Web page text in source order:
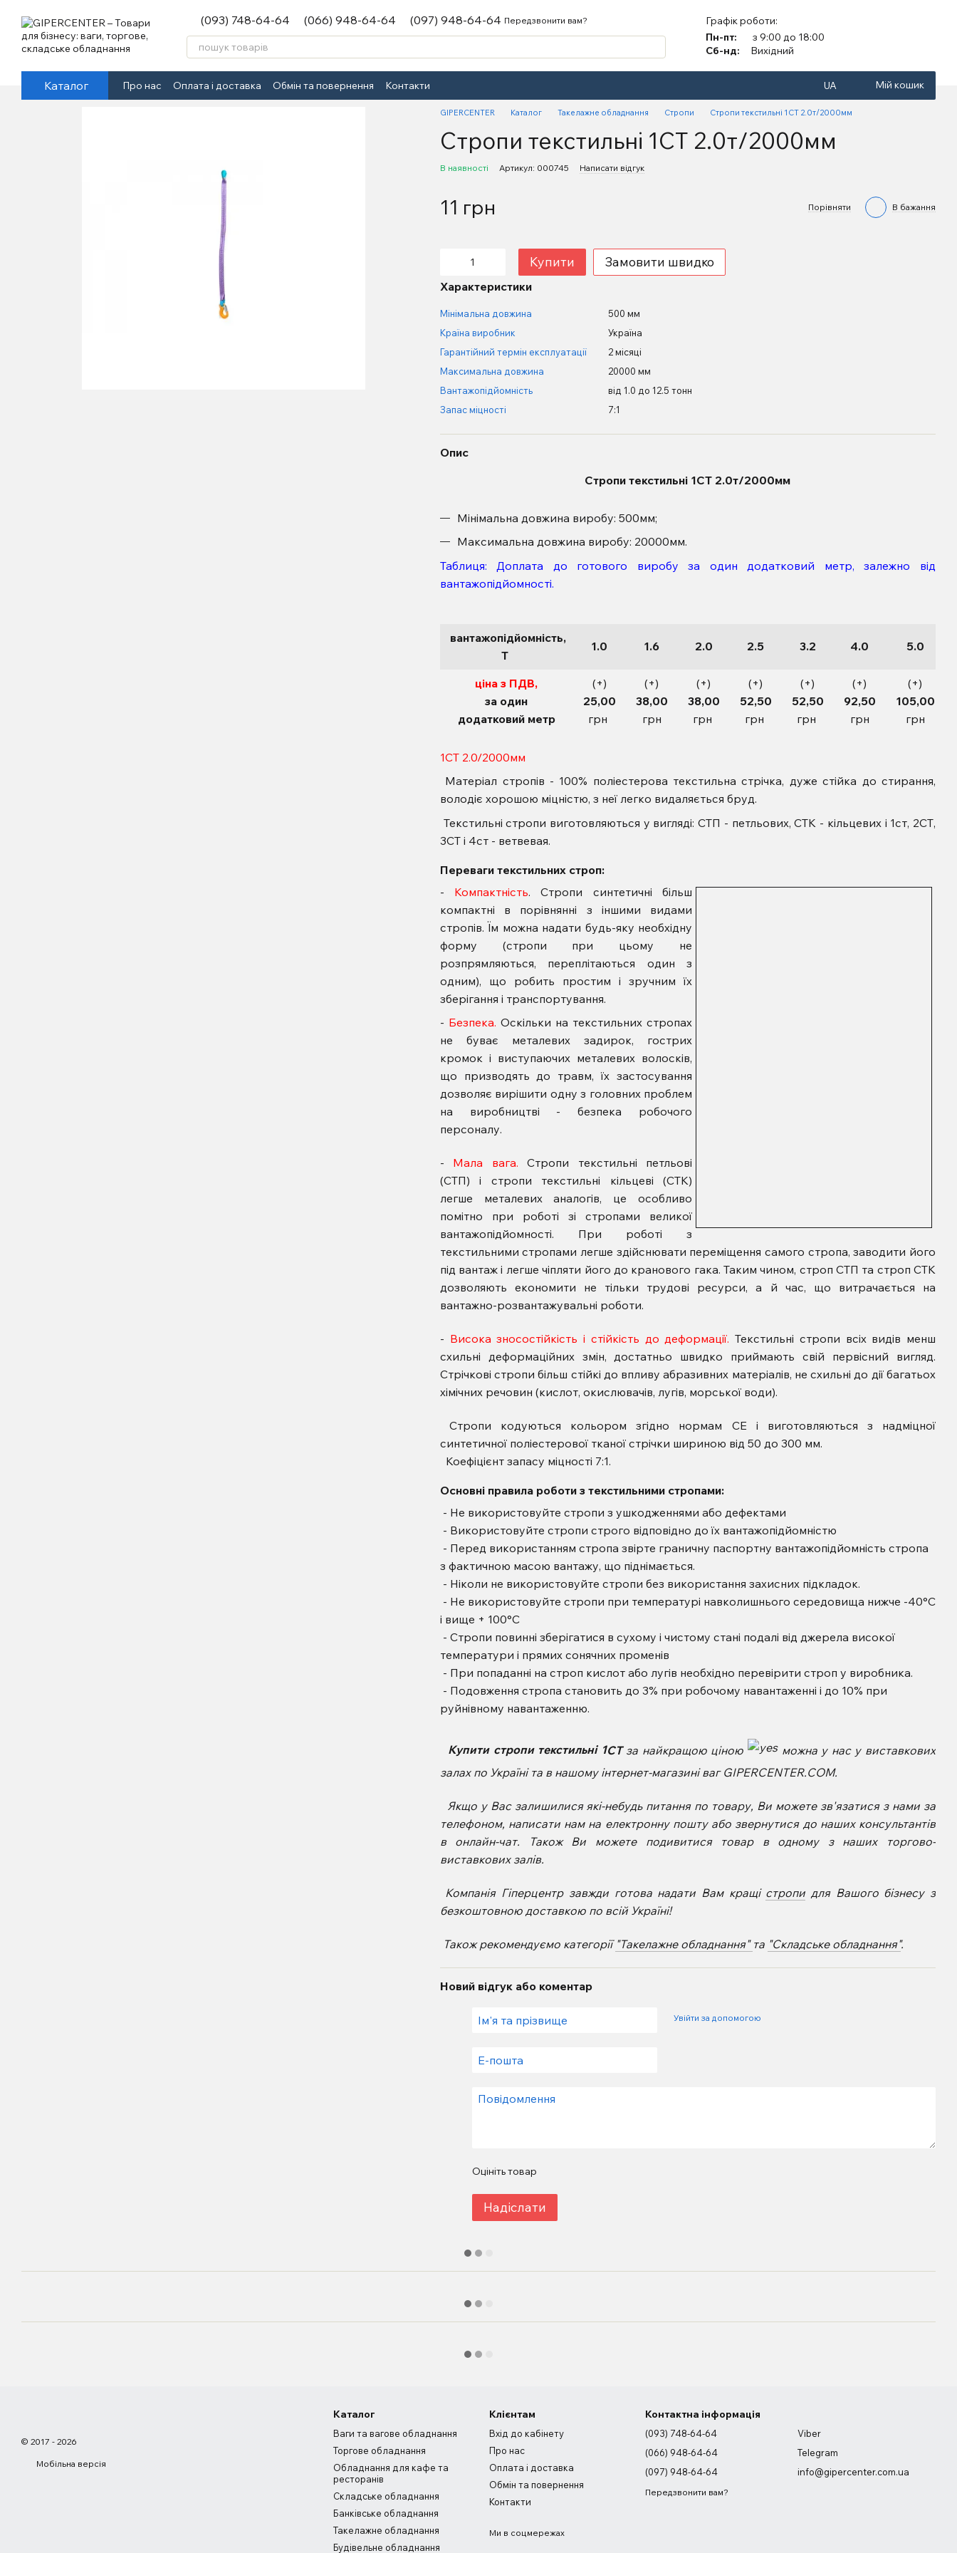
(093) 748-64-64 (066) 948-64-64 (097) 948-64-64 Передзвонити вам?
Графік роботи:
Пн-пт:
з 9:00 до 18:00
Сб-нд:
Вихідний
Каталог Про нас Оплата і доставка Обмін та повернення Контакти UA Мій кошик
GIPERCENTER Каталог Такелажне обладнання Стропи Стропи текстильні 1СТ 2.0т/2000мм
Стропи текстильні 1СТ 2.0т/2000мм
В наявності Артикул: 000745 Написати відгук
11 грн Порівняти В бажання
Купити Замовити швидко
Характеристики
Мінімальна довжина
500 мм
Країна виробник
Україна
Гарантійний термін експлуатації
2 місяці
Максимальна довжина
20000 мм
Вантажопідйомність
від 1.0 до 12.5 тонн
Запас міцності
7:1
Опис
Стропи текстильні 1СТ 2.0т/2000мм
Мінімальна довжина виробу: 500мм;
Максимальна довжина виробу: 20000мм.
Таблиця: Доплата до готового виробу за один додатковий метр, залежно від
вантажопідйомності.
вантажопідйомність,
Т
1.0 1.6 2.0 2.5 3.2 4.0 5.0
ціна з ПДВ,
за один
додатковий метр
(+)
25,00
грн
(+)
38,00
грн
(+)
38,00
грн
(+)
52,50
грн
(+)
52,50
грн
(+)
92,50
грн
(+)
105,00
грн
1СТ 2.0/2000мм
Матеріал стропів - 100% поліестерова текстильна стрічка, дуже стійка до стирання,
володіє хорошою міцністю, з неї легко видаляється бруд.
Текстильні стропи виготовляються у вигляді: СТП - петльових, СТК - кільцевих і 1ст, 2СТ,
3СТ і 4ст - ветвевая.
Переваги текстильних строп:
- Компактність. Стропи синтетичні більш
компактні в порівнянні з іншими видами
стропів. Їм можна надати будь-яку необхідну
форму (стропи при цьому не
розпрямляються, переплітаються один з
одним), що робить простим і зручним їх
зберігання і транспортування.
- Безпека. Оскільки на текстильних стропах
не буває металевих задирок, гострих
кромок і виступаючих металевих волосків,
що призводять до травм, їх застосування
дозволяє вирішити одну з головних проблем
на виробництві - безпека робочого
персоналу.
- Мала вага.Стропи текстильні петльові
(СТП) і стропи текстильні кільцеві (СТК)
легше металевих аналогів, це особливо
помітно при роботі зі стропами великої
вантажопідйомності. При роботі з
текстильними стропами легше здійснювати переміщення самого стропа, заводити його
під вантаж і легше чіпляти його до кранового гака. Таким чином, строп СТП та строп СТК
дозволяють економити не тільки трудові ресурси, а й час, що витрачається на
вантажно-розвантажувальні роботи.
- Висока зносостійкість і стійкість до деформації. Текстильні стропи всіх видів менш
схильні деформаційних змін, достатньо швидко приймають свій первісний вигляд.
Стрічкові стропи більш стійкі до впливу абразивних матеріалів, не схильні до дії багатьох
хімічних речовин (кислот, окислювачів, лугів, морської води).
Стропи кодуються кольором згідно нормам СЕ і виготовляються з надміцної
синтетичної поліестерової тканої стрічки шириною від 50 до 300 мм.
Коефіцієнт запасу міцності 7:1.
Основні правила роботи з текстильними стропами:
- Не використовуйте стропи з ушкодженнями або дефектами
- Використовуйте стропи строго відповідно до їх вантажопідйомністю
- Перед використанням стропа звірте граничну паспортну вантажопідйомність стропа
з фактичною масою вантажу, що піднімається.
- Ніколи не використовуйте стропи без використання захисних підкладок.
- Не використовуйте стропи при температурі навколишнього середовища нижче -40°С
і вище + 100°С
- Стропи повинні зберігатися в сухому і чистому стані подалі від джерела високої
температури і прямих сонячних променів
- При попаданні на строп кислот або лугів необхідно перевірити строп у виробника.
- Подовження стропа становить до 3% при робочому навантаженні і до 10% при
руйнівному навантаженню.
Купити стропи текстильні 1СТ за найкращою ціною
можна у нас у виставкових
залах по Україні та в нашому інтернет-магазині ваг GIPERCENTER.COM.
Якщо у Вас залишилися які-небудь питання по товару, Ви можете зв'язатися з нами за
телефоном, написати нам на електронну пошту або звернутися до наших консультантів
в онлайн-чат. Також Ви можете подивитися товар в одному з наших торгово-
виставкових залів.
Компанія Гіперцентр завжди готова надати Вам кращі стропи для Вашого бізнесу з
безкоштовною доставкою по всій Україні!
Також рекомендуємо категорії "Такелажне обладнання" та "Складське обладнання".
Новий відгук або коментар
Увійти за допомогою
Оцініть товар
Надіслати
© 2017 - 2026
Мобільна версія
Каталог
Ваги та вагове обладнання
Торгове обладнання
Обладнання для кафе та
ресторанів
Складське обладнання
Банківське обладнання
Такелажне обладнання
Будівельне обладнання
Клієнтам
Вхід до кабінету
Про нас
Оплата і доставка
Обмін та повернення
Контакти
Ми в соцмережах
Контактна інформація
(093) 748-64-64
(066) 948-64-64
(097) 948-64-64
Передзвонити вам?
Viber
Telegram
info@gipercenter.com.ua